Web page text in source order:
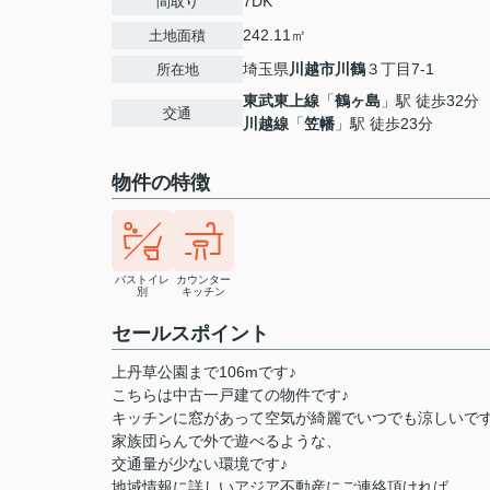
土地面積 242.11㎡
所在地 埼玉県川越市川鶴３丁目7-1
交通
東武東上線 「鶴ヶ島 」駅 徒歩32分
川越線 「笠幡 」駅 徒歩23分
物件の特徴
バストイレ
別
カウンター
キッチン
セールスポイント
上丹草公園まで106mです♪
こちらは中古一戸建ての物件です♪
キッチンに窓があって空気が綺麗でいつでも涼しいで
家族団らんで外で遊べるような、
交通量が少ない環境です♪